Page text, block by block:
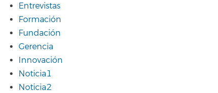
Entrevistas
Formación
Fundación
Gerencia
Innovación
Noticia1
Noticia2